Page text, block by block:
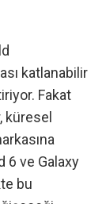
katlanabilir
Fakat
küresel
6 ve Galaxy
bu